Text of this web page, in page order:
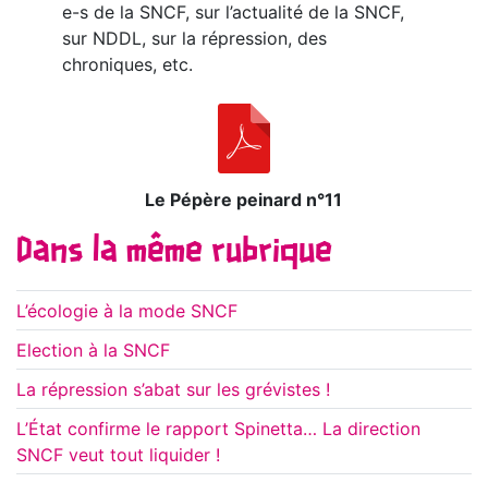
e-s de la SNCF, sur l’actualité de la SNCF,
sur NDDL, sur la répression, des
chroniques, etc.
Le Pépère peinard n°11
Dans la même rubrique
L’écologie à la mode SNCF
Election à la SNCF
La répression s’abat sur les grévistes !
L’État confirme le rapport Spinetta… La direction
SNCF veut tout liquider !